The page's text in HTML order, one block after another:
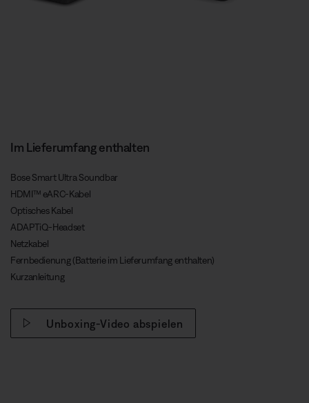
Im Lieferumfang enthalten
Bose Smart Ultra Soundbar
HDMI™ eARC-Kabel
Optisches Kabel
ADAPTiQ-Headset
Netzkabel
Fernbedienung (Batterie im Lieferumfang enthalten)
Kurzanleitung
Unboxing-Video abspielen